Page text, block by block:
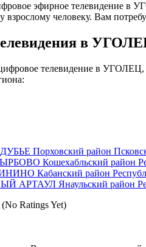
эфирное телевидение в
человеку. Вам
в
телевидение в
Порховский район
Кошехабльский район
Кабанский район
АРТАУЛ Янаульский район
(No Ratings Yet)